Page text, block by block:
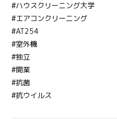
#ハウスクリーニング大学
#エアコンクリーニング
#AT254
#室外機
#独立
#開業
#抗菌
#抗ウイルス